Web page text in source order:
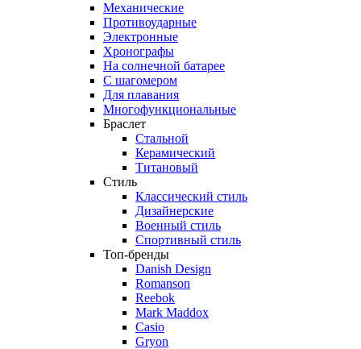
Механические
Противоударные
Электронные
Хронографы
На солнечной батарее
С шагомером
Для плавания
Многофункциональные
Браслет
Стальной
Керамический
Титановый
Стиль
Классический стиль
Дизайнерские
Военный стиль
Спортивный стиль
Топ-бренды
Danish Design
Romanson
Reebok
Mark Maddox
Casio
Gryon